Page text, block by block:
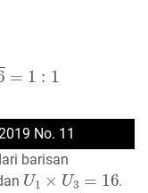
No. 11
barisan
U1×U3=
.